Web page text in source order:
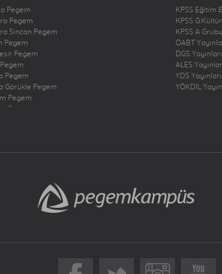
Pegem
Pegem
Sincan Pegem
Pegem
Pegem
Pegem
Görükle Pegem
Pegem
Pegem
Pegem
Dörtyol Pegem
Bakırköy Pegem
Pendik Pegem
KPSS Eğitim
KPSS
KPSS A Grubu
ÖABT
DGS Yayınları
ALES
YDS Yayınları
YÖKDİL